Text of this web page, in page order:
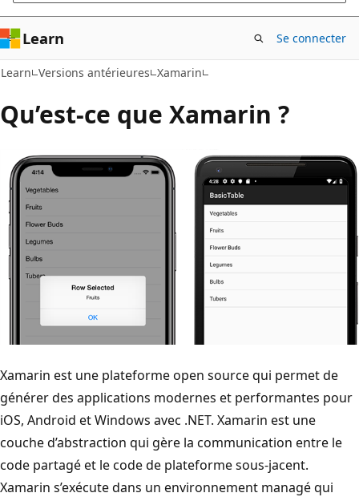
Learn Se connecter
Learn Versions antérieures Xamarin
Qu’est-ce que Xamarin ?
Xamarin est une plateforme open source qui permet de
générer des applications modernes et performantes pour
iOS, Android et Windows avec .NET. Xamarin est une
couche d’abstraction qui gère la communication entre le
code partagé et le code de plateforme sous-jacent.
Xamarin s’exécute dans un environnement managé qui